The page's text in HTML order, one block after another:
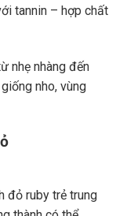
tannin – hợp chất
nhẹ nhàng đến
nho, vùng
đỏ ruby trẻ trung